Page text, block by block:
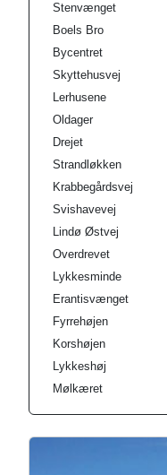
Stenvænget
Boels Bro
Bycentret
Skyttehusvej
Lerhusene
Oldager
Drejet
Strandløkken
Krabbegårdsvej
Svishavevej
Lindø Østvej
Overdrevet
Lykkesminde
Erantisvænget
Fyrrehøjen
Korshøjen
Lykkeshøj
Mølkæret